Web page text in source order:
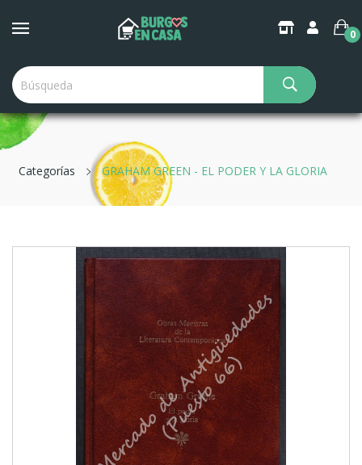
0
Categorías GRAHAM GREEN - EL PODER Y LA GLORIA